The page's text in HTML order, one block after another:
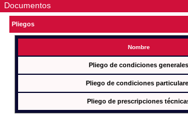
Documentos
Pliegos
Nombre
Pliego de condiciones generales
Pliego de condiciones
Pliego de prescripciones